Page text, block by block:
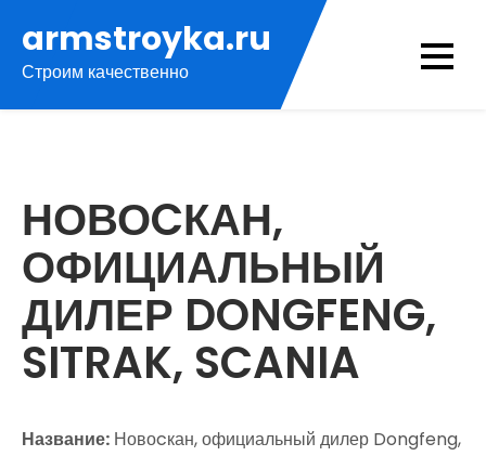
содержимому
armstroyka.ru
Строим качественно
НОВОCКАН,
ОФИЦИАЛЬНЫЙ
ДИЛЕР DONGFENG,
SITRAK, SCANIA
Название: Новоcкан, официальный дилер Dongfeng,